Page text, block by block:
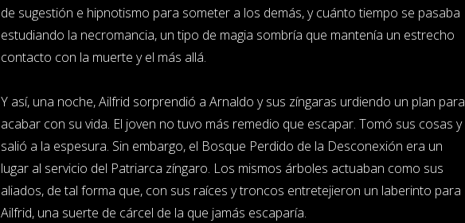
de sugestión e hipnotismo para someter a los demás, y cuánto tiempo se pasaba
estudiando la necromancia, un tipo de magia sombría que mantenía un estrecho
contacto con la muerte y el más allá.
Y así, una noche, Ailfrid sorprendió a Arnaldo y sus zíngaras urdiendo un plan para
acabar con su vida. El joven no tuvo más remedio que escapar. Tomó sus cosas y
salió a la espesura. Sin embargo, el Bosque Perdido de la Desconexión era un
lugar al servicio del Patriarca zíngaro. Los mismos árboles actuaban como sus
aliados, de tal forma que, con sus raíces y troncos entretejieron un laberinto para
Ailfrid, una suerte de cárcel de la que jamás escaparía.